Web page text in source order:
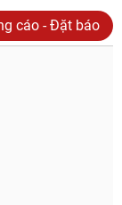
cáo - Đặt báo